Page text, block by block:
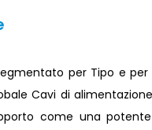
per Tipo e per
Cavi di
come una potente